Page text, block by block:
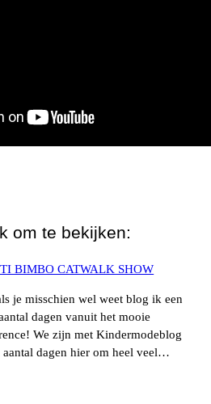
om te bekijken:
BIMBO CATWALK SHOW
je misschien wel weet blog ik een
dagen vanuit het mooie
We zijn met Kindermodeblog
aantal dagen hier om heel veel…